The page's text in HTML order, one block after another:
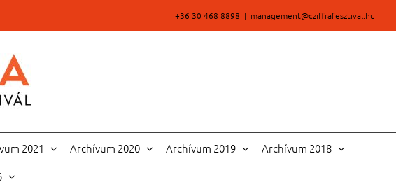
+36 30 468 8898 | management@cziffrafesztival.hu
2021 Archívum 2020 Archívum 2019
Archívum 2018